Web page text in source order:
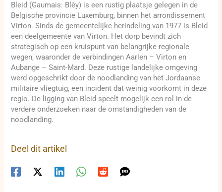
Bleid (Gaumais: Blèy) is een rustig plaatsje gelegen in de
Belgische provincie Luxemburg, binnen het arrondissement
Virton. Sinds de gemeentelijke herindeling van 1977 is Bleid
een deelgemeente van Virton. Het dorp bevindt zich
strategisch op een kruispunt van belangrijke regionale
wegen, waaronder de verbindingen Aarlen – Virton en
Aubange – Saint-Mard. Deze rustige landelijke omgeving
werd opgeschrikt door de noodlanding van het Jordaanse
militaire vliegtuig, een incident dat weinig voorkomt in deze
regio. De ligging van Bleid speelt mogelijk een rol in de
verdere onderzoeken naar de omstandigheden van de
noodlanding.
Deel dit artikel